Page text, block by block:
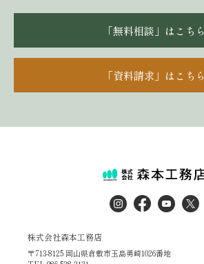
「無料相談」はこちら
「資料請求」はこちら
株式会社森本工務店
〒713-8125 岡山県倉敷市玉島勇崎1026番地